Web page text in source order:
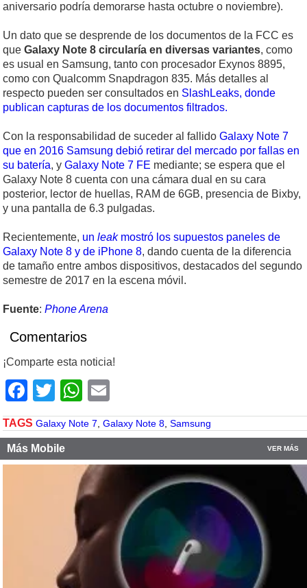
aniversario podría demorarse hasta octubre o noviembre).
Un dato que se desprende de los documentos de la FCC es
que Galaxy Note 8 circularía en diversas variantes, como
es usual en Samsung, tanto con procesador Exynos 8895,
como con Qualcomm Snapdragon 835. Más detalles al
respecto pueden ser consultados en SlashLeaks, donde
publican capturas de los documentos filtrados.
Con la responsabilidad de suceder al fallido Galaxy Note 7
que en 2016 Samsung debió retirar del mercado por fallas en
su batería, y Galaxy Note 7 FE mediante; se espera que el
Galaxy Note 8 cuenta con una cámara dual en su cara
posterior, lector de huellas, RAM de 6GB, presencia de Bixby,
y una pantalla de 6.3 pulgadas.
Recientemente, un leakmostró los supuestos paneles de
Galaxy Note 8 y de iPhone 8, dando cuenta de la diferencia
de tamaño entre ambos dispositivos, destacados del segundo
semestre de 2017 en la escena móvil.
Fuente: Phone Arena
Comentarios
¡Comparte esta noticia!
Facebook
TwitterWhatsApp
TAGS Galaxy Note 7, Galaxy Note 8, Samsung
Más Mobile VER MÁS